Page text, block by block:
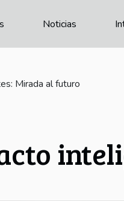
Noticias
Mirada al futuro